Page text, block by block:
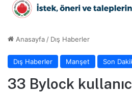
Anasayfa / Dış Haberler
Dış Haberler Manşet Son
33 Bylock